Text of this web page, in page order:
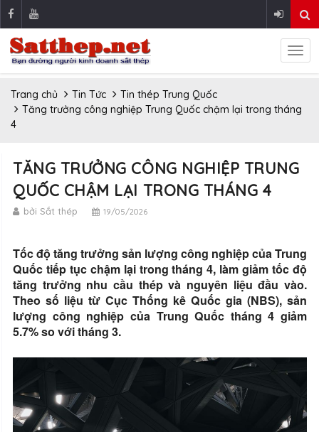
Trang chủ Tin Tức
Tin thép Trung Quốc
Tăng trưởng công nghiệp Trung Quốc chậm lại trong tháng
4
TĂNG TRƯỞNG CÔNG NGHIỆP TRUNG
QUỐC CHẬM LẠI TRONG THÁNG 4
bởi Sắt thép 19/05/2026
Tốc độ tăng trưởng sản lượng công nghiệp của Trung
Quốc tiếp tục chậm lại trong tháng 4, làm giảm tốc độ
tăng trưởng nhu cầu thép và nguyên liệu đầu vào.
Theo số liệu từ Cục Thống kê Quốc gia (NBS), sản
lượng công nghiệp của Trung Quốc tháng 4 giảm
5.7% so với tháng 3.